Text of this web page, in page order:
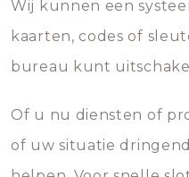
Wij kunnen een
kaarten, codes of
bureau kunt
Of u nu diensten of
of uw situatie